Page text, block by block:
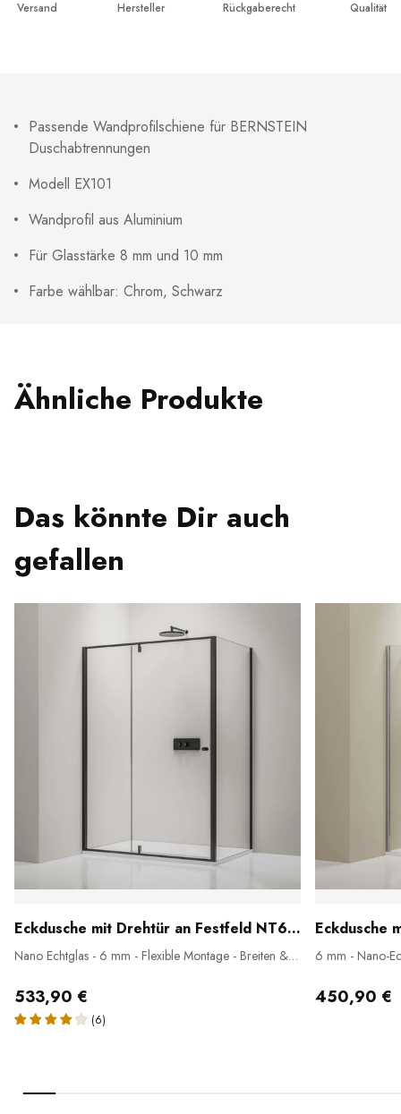
Versand
Hersteller
Rückgaberecht
Qualität
Passende Wandprofilschiene für BERNSTEIN
Duschabtrennungen
Modell EX101
Wandprofil aus Aluminium
Für Glasstärke 8 mm und 10 mm
Farbe wählbar: Chrom, Schwarz
Ähnliche Produkte
Das könnte Dir auch
gefallen
Eckdusche mit Drehtür an Festfeld NT606 - FLEX
Nano Echtglas - 6 mm - Flexible Montage - Breiten &
533,90 €
(6)
6 mm - Nano-
450,90 €